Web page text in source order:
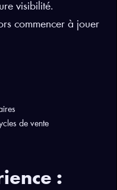
visibilité.
commencer à jouer
de vente
: